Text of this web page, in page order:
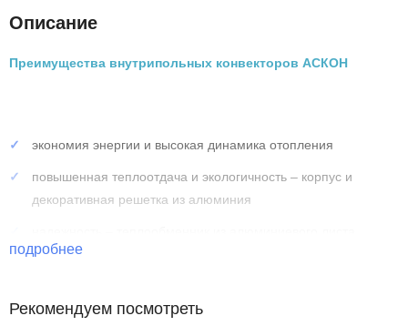
Описание
Преимущества внутрипольных конвекторов АСКОН
экономия энергии и высокая динамика отопления
повышенная теплоотдача и экологичность – корпус и
декоративная решетка из алюминия
толщиной 0,5 мм
меди, Ø15 мм, толщина стенки 1мм
подробнее
Рекомендуем посмотреть